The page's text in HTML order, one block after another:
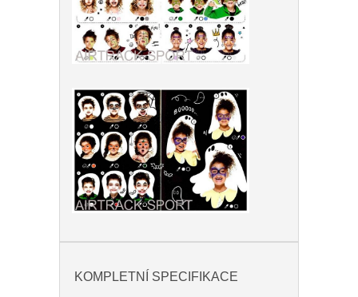
KOMPLETNÍ SPECIFIKACE